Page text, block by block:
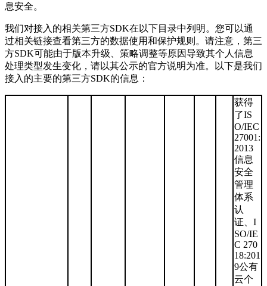
息安全。
我们对接入的相关第三方SDK在以下目录中列明。您可以通
过相关链接查看第三方的数据使用和保护规则。请注意，第三
方SDK可能由于版本升级、策略调整等原因导致其个人信息
处理类型发生变化，请以其公示的官方说明为准。以下是我们
接入的主要的第三方SDK的信息：
获得
了IS
O/IEC
27001:
2013
信息
安全
管理
体系
认
证、I
SO/IE
C 270
18:201
9公有
云个